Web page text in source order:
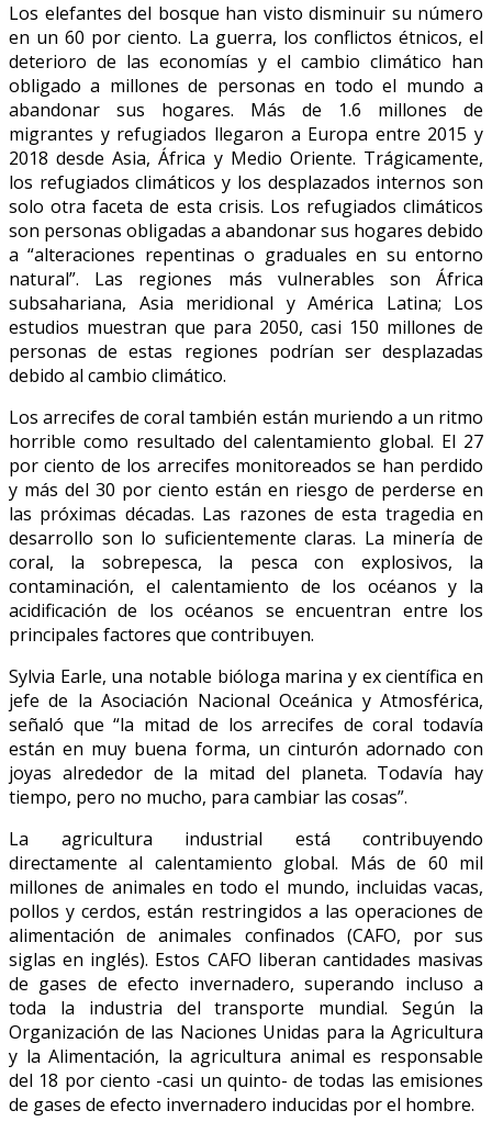
Los elefantes del bosque han visto disminuir su número
en un 60 por ciento. La guerra, los conflictos étnicos, el
deterioro de las economías y el cambio climático han
obligado a millones de personas en todo el mundo a
abandonar sus hogares. Más de 1.6 millones de
migrantes y refugiados llegaron a Europa entre 2015 y
2018 desde Asia, África y Medio Oriente. Trágicamente,
los refugiados climáticos y los desplazados internos son
solo otra faceta de esta crisis. Los refugiados climáticos
son personas obligadas a abandonar sus hogares debido
a “alteraciones repentinas o graduales en su entorno
natural”. Las regiones más vulnerables son África
subsahariana, Asia meridional y América Latina; Los
estudios muestran que para 2050, casi 150 millones de
personas de estas regiones podrían ser desplazadas
debido al cambio climático.
Los arrecifes de coral también están muriendo a un ritmo
horrible como resultado del calentamiento global. El 27
por ciento de los arrecifes monitoreados se han perdido
y más del 30 por ciento están en riesgo de perderse en
las próximas décadas. Las razones de esta tragedia en
desarrollo son lo suficientemente claras. La minería de
coral, la sobrepesca, la pesca con explosivos, la
contaminación, el calentamiento de los océanos y la
acidificación de los océanos se encuentran entre los
principales factores que contribuyen.
Sylvia Earle, una notable bióloga marina y ex científica en
jefe de la Asociación Nacional Oceánica y Atmosférica,
señaló que “la mitad de los arrecifes de coral todavía
están en muy buena forma, un cinturón adornado con
joyas alrededor de la mitad del planeta. Todavía hay
tiempo, pero no mucho, para cambiar las cosas”.
La agricultura industrial está contribuyendo
directamente al calentamiento global. Más de 60 mil
millones de animales en todo el mundo, incluidas vacas,
pollos y cerdos, están restringidos a las operaciones de
alimentación de animales confinados (CAFO, por sus
siglas en inglés). Estos CAFO liberan cantidades masivas
de gases de efecto invernadero, superando incluso a
toda la industria del transporte mundial. Según la
Organización de las Naciones Unidas para la Agricultura
y la Alimentación, la agricultura animal es responsable
del 18 por ciento -casi un quinto- de todas las emisiones
de gases de efecto invernadero inducidas por el hombre.